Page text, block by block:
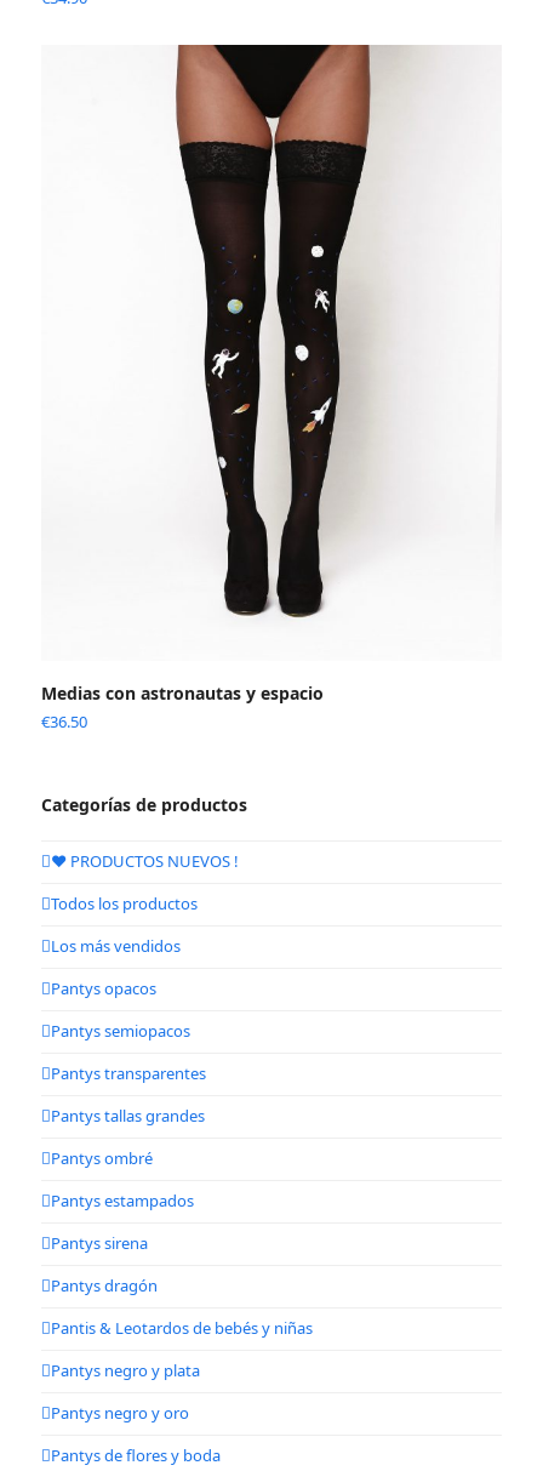
Medias con astronautas y espacio
€36.50
Categorías de productos
❤️ PRODUCTOS NUEVOS !
Todos los productos
Los más vendidos
Pantys opacos
Pantys semiopacos
Pantys transparentes
Pantys tallas grandes
Pantys ombré
Pantys estampados
Pantys sirena
Pantys dragón
Pantis & Leotardos de bebés y niñas
Pantys negro y plata
Pantys negro y oro
Pantys de flores y boda